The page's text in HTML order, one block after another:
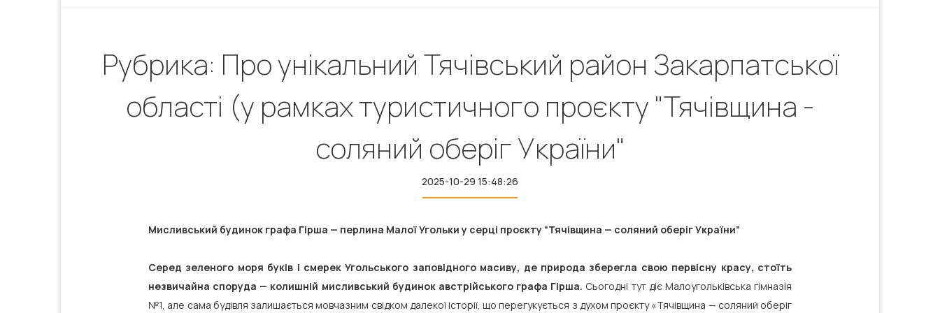
Рубрика: Про унікальний Тячівський район Закарпатської
області (у рамках туристичного проєкту "Тячівщина -
соляний оберіг України"
2025-10-29 15:48:26
Мисливський будинок графа Гірша — перлина Малої Угольки у серці проєкту “Тячівщина — соляний оберіг України”
Серед зеленого моря буків і смерек Угольського заповідного масиву, де природа зберегла свою первісну красу, стоїть
незвичайна споруда — колишній мисливський будинок австрійського графа Гірша. Сьогодні тут діє Малоугольківська гімназія
№1, але сама будівля залишається мовчазним свідком далекої історії, що перегукується з духом проєкту «Тячівщина — соляний оберіг